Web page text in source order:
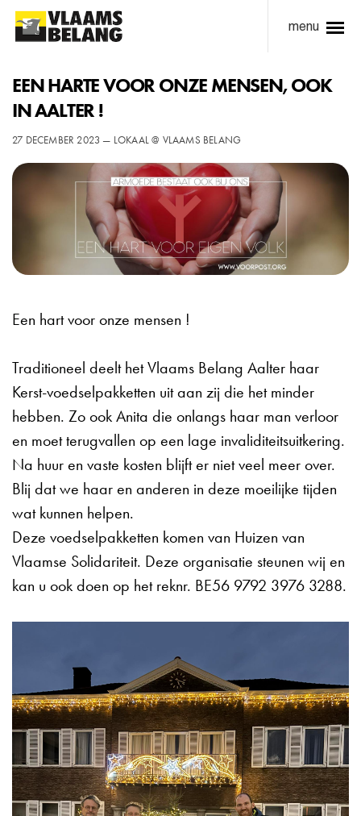
menu
EEN HARTE VOOR ONZE MENSEN, OOK
IN AALTER !
27 DECEMBER 2023 — LOKAAL @ VLAAMS BELANG
Een hart voor onze mensen !
Traditioneel deelt het Vlaams Belang Aalter haar
Kerst-voedselpakketten uit aan zij die het minder
hebben. Zo ook Anita die onlangs haar man verloor
en moet terugvallen op een lage invaliditeitsuitkering.
Na huur en vaste kosten blijft er niet veel meer over.
Blij dat we haar en anderen in deze moeilijke tijden
wat kunnen helpen.
Deze voedselpakketten komen van Huizen van
Vlaamse Solidariteit. Deze organisatie steunen wij en
kan u ook doen op het reknr. BE56 9792 3976 3288.